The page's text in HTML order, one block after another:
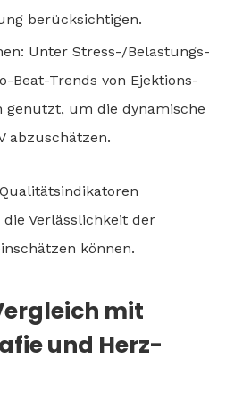
berücksichtigen.
Unter Stress-/Belastungs-
Beat-Trends von Ejektions-
genutzt, um die dynamische
abzuschätzen.
Verlässlichkeit der
können.
mit
und Herz-